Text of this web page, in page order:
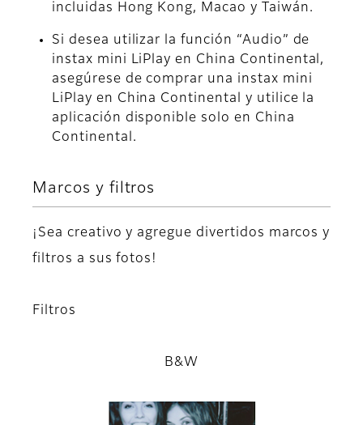
incluidas Hong Kong, Macao y Taiwán.
Si desea utilizar la función “Audio” de
instax mini LiPlay en China Continental,
asegúrese de comprar una instax mini
LiPlay en China Continental y utilice la
aplicación disponible solo en China
Continental.
Marcos y filtros
¡Sea creativo y agregue divertidos marcos y
filtros a sus fotos!
Filtros
B&W